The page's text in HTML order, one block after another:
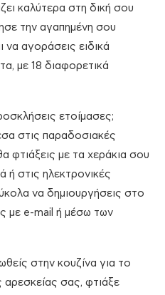
καλύτερα στη δική σου
την αγαπημένη σου
να αγοράσεις ειδικά
με 18 διαφορετικά
ετοίμασες;
στις παραδοσιακές
φτιάξεις με τα χεράκια σου
ή στις ηλεκτρονικές
να δημιουργήσεις στο
με e-mail ή μέσω των
στην κουζίνα για το
αρεσκείας σας, φτιάξε